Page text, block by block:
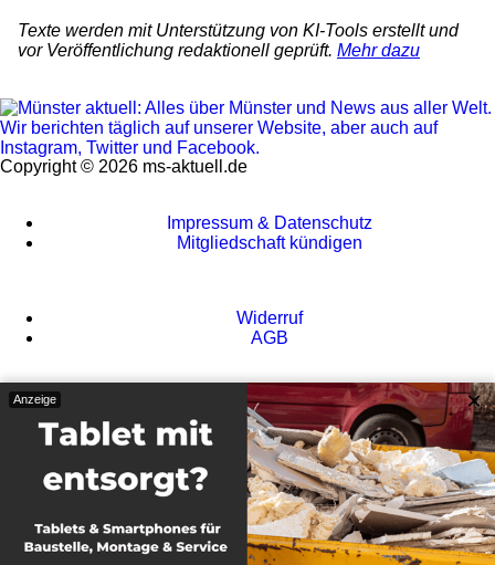
Texte werden mit Unterstützung von KI-Tools erstellt und
vor Veröffentlichung redaktionell geprüft. Mehr dazu
Copyright © 2026 ms-aktuell.de
Impressum & Datenschutz
Mitgliedschaft kündigen
Widerruf
AGB
Kontakt
Werbepartner werden
Anzeige ×